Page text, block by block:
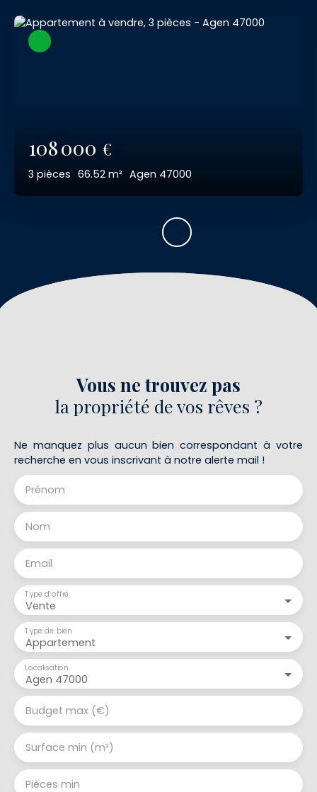
108 000 €
3 pièces 66.52 m² Agen 47000
Vous ne trouvez pas
la propriété de vos rêves ?
Ne manquez plus aucun bien correspondant à votre
recherche en vous inscrivant à notre alerte mail !
Prénom
Nom
Email
Vente
Type d'offre
Appartement
Type de bien
Agen 47000
Localisation
Budget max (€)
Surface min (m²)
Pièces min